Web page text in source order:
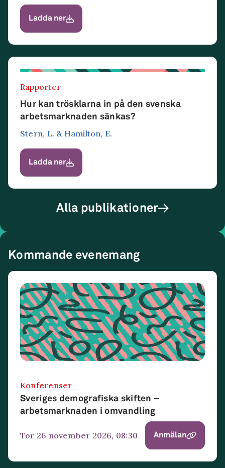
Ladda ner
Rapporter
Hur kan trösklarna in på den svenska
arbetsmarknaden sänkas?
Stern, L. & Hamilton, E.
Ladda ner
Alla publikationer
Kommande evenemang
Konferenser
Sveriges demografiska skiften –
arbetsmarknaden i omvandling
tor 26 november 2026, 08:30 Anmälan